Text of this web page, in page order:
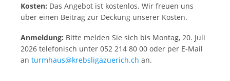
Kosten: Das Angebot ist kostenlos. Wir freuen uns
über einen Beitrag zur Deckung unserer Kosten.
Anmeldung: Bitte melden Sie sich bis Montag, 20. Juli
2026 telefonisch unter 052 214 80 00 oder per E-Mail
an turmhaus@krebsligazuerich.ch an.